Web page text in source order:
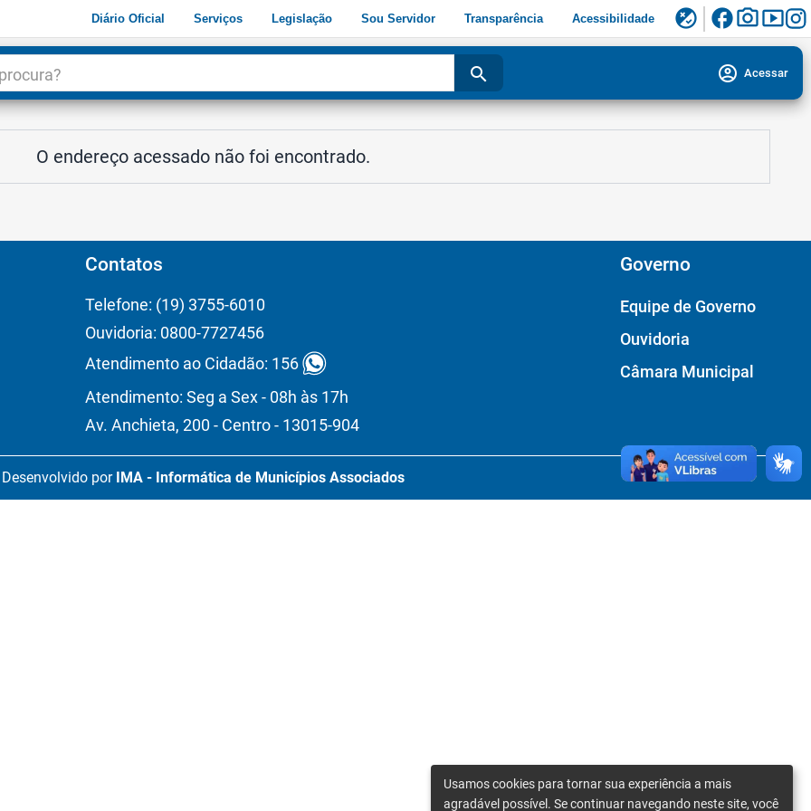
Diário Oficial Serviços Legislação Sou Servidor Transparência Acessibilidade flaky facebookphoto_camerasmart_display
search account_circle Acessar
O endereço acessado não foi encontrado.
Contatos
Telefone: (19) 3755-6010
Ouvidoria: 0800-7727456
Atendimento ao Cidadão: 156
Atendimento: Seg a Sex - 08h às 17h
Av. Anchieta, 200 - Centro - 13015-904
Governo
Equipe de Governo
Ouvidoria
Câmara Municipal
Desenvolvido por IMA - Informática de Municípios Associados
Usamos cookies para tornar sua experiência a mais
agradável possível. Se continuar navegando neste site, você